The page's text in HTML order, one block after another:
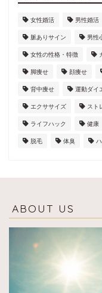
女性婚活 男性婚活
脈ありサイン 男性
女性の性格・特徴
脚痩せ 顔痩せ
背中痩せ 運動ダイ
エクササイズ スト
ライフハック 健康
脱毛 体臭
ABOUT US